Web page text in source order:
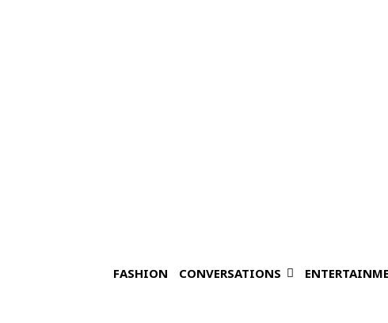
FASHION CONVERSATIONS